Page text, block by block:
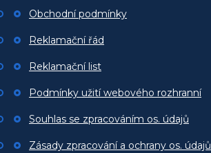
Obchodní podmínky
Reklamační řád
Reklamační list
Podmínky užití webového rozhranní
Souhlas se zpracováním os. údajů
Zásady zpracování a ochrany os. údajů